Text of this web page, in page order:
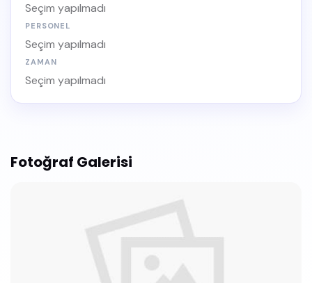
Seçim yapılmadı
PERSONEL
Seçim yapılmadı
ZAMAN
Seçim yapılmadı
Fotoğraf Galerisi